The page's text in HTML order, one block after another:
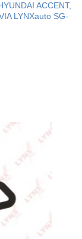
ACCENT,
LYNXauto SG-